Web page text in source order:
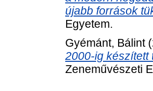
újabb források
Egyetem.
Gyémánt, Bálint
2000-ig készített
Zeneművészeti